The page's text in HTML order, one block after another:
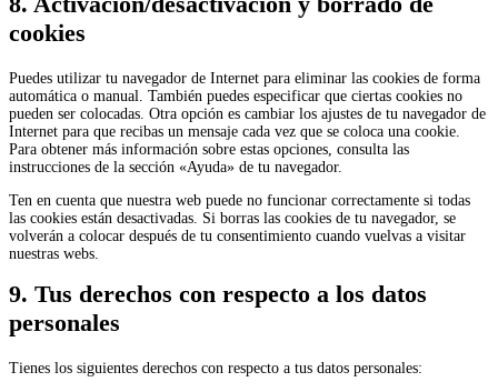
cookies
Puedes utilizar tu navegador de Internet para eliminar las cookies de forma
automática o manual. También puedes especificar que ciertas cookies no
pueden ser colocadas. Otra opción es cambiar los ajustes de tu navegador de
Internet para que recibas un mensaje cada vez que se coloca una cookie.
Para obtener más información sobre estas opciones, consulta las
instrucciones de la sección «Ayuda» de tu navegador.
Ten en cuenta que nuestra web puede no funcionar correctamente si todas
las cookies están desactivadas. Si borras las cookies de tu navegador, se
volverán a colocar después de tu consentimiento cuando vuelvas a visitar
nuestras webs.
9. Tus derechos con respecto a los datos
personales
Tienes los siguientes derechos con respecto a tus datos personales: